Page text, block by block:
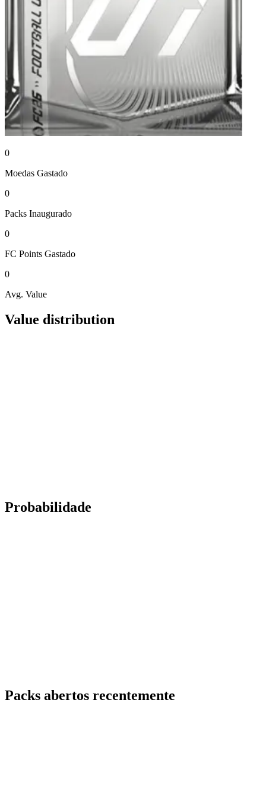
0
Moedas Gastado
0
Packs Inaugurado
0
FC Points Gastado
0
Avg. Value
Value distribution
Probabilidade
Packs abertos recentemente